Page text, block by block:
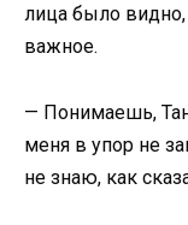
лица было видно,
важное.
— Понимаешь,
меня в упор не
не знаю, как